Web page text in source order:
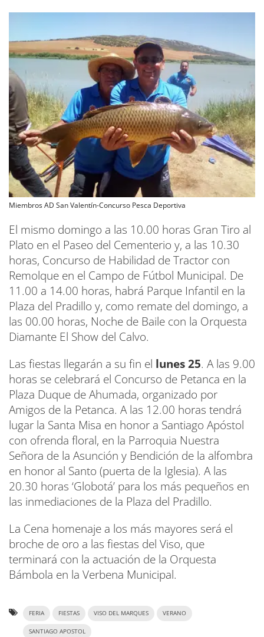
Miembros AD San Valentín-Concurso Pesca Deportiva
El mismo domingo a las 10.00 horas Gran Tiro al
Plato en el Paseo del Cementerio y, a las 10.30
horas, Concurso de Habilidad de Tractor con
Remolque en el Campo de Fútbol Municipal. De
11.00 a 14.00 horas, habrá Parque Infantil en la
Plaza del Pradillo y, como remate del domingo, a
las 00.00 horas, Noche de Baile con la Orquesta
Diamante El Show del Calvo.
Las fiestas llegarán a su fin el lunes 25. A las 9.00
horas se celebrará el Concurso de Petanca en la
Plaza Duque de Ahumada, organizado por
Amigos de la Petanca. A las 12.00 horas tendrá
lugar la Santa Misa en honor a Santiago Apóstol
con ofrenda floral, en la Parroquia Nuestra
Señora de la Asunción y Bendición de la alfombra
en honor al Santo (puerta de la Iglesia). A las
20.30 horas ‘Globotá’ para los más pequeños en
las inmediaciones de la Plaza del Pradillo.
La Cena homenaje a los más mayores será el
broche de oro a las fiestas del Viso, que
terminará con la actuación de la Orquesta
Bámbola en la Verbena Municipal.
FERIA FIESTAS VISO DEL MARQUES VERANO
SANTIAGO APOSTOL